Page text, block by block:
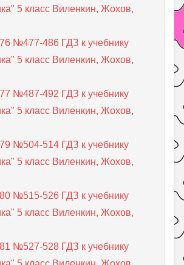
5 класс Виленкин, Жохов,
№477-486 ГДЗ к учебнику
5 класс Виленкин, Жохов,
№487-492 ГДЗ к учебнику
5 класс Виленкин, Жохов,
№504-514 ГДЗ к учебнику
5 класс Виленкин, Жохов,
№515-526 ГДЗ к учебнику
5 класс Виленкин, Жохов,
№527-528 ГДЗ к учебнику